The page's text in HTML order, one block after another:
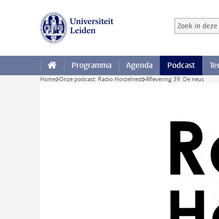
Zoek in deze
Zoekterm
Programma Agenda Podcast
Home Onze podcast: Radio Horzelnest Aflevering 39: De neus